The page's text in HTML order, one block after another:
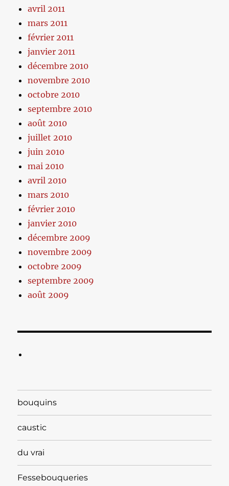
avril 2011
mars 2011
février 2011
janvier 2011
décembre 2010
novembre 2010
octobre 2010
septembre 2010
août 2010
juillet 2010
juin 2010
mai 2010
avril 2010
mars 2010
février 2010
janvier 2010
décembre 2009
novembre 2009
octobre 2009
septembre 2009
août 2009
bouquins
caustic
du vrai
Fessebouqueries